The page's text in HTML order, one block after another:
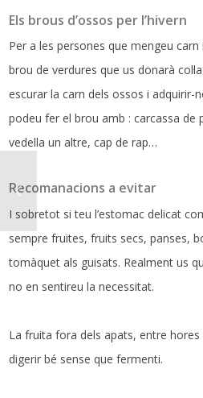
Els brous d’ossos per l’hivern
Per a les persones que mengeu
brou de verdures que us donarà
escurar la carn dels ossos i adquirir-
podeu fer el brou amb : carcassa de
vedella un altre, cap de rap…
Recomanacions a evitar
I sobretot si teu l’estomac delicat
sempre fruites, fruits secs, panses,
tomàquet als guisats. Realment us
no en sentireu la necessitat.
La fruita fora dels apats, entre
digerir bé sense que fermenti.